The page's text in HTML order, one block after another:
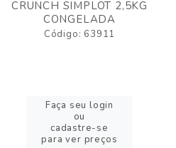
CRUNCH SIMPLOT 2,5KG
CONGELADA
Código: 63911
Faça seu login
ou
cadastre-se
para ver preços